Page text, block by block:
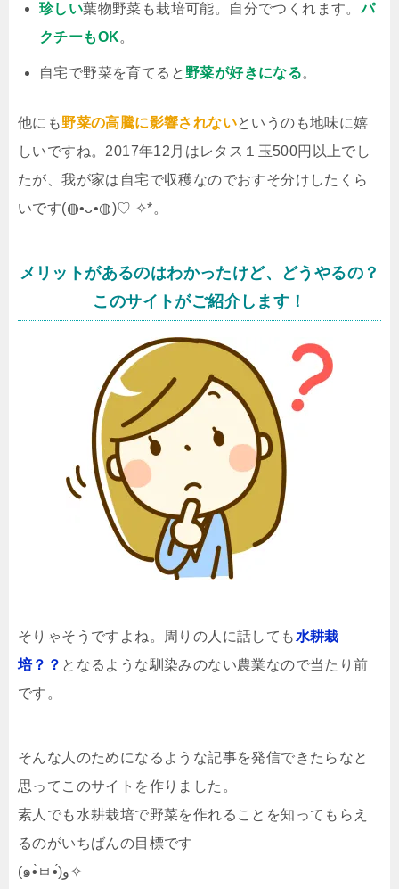
珍しい葉物野菜も栽培可能。自分でつくれます。パ
クチーもOK。
自宅で野菜を育てると 野菜が好きになる。
他にも野菜の高騰に影響されないというのも地味に嬉
しいですね。2017年12月はレタス１玉500円以上でし
たが、我が家は自宅で収穫なのでおすそ分けしたくら
いです(◍•ᴗ•◍)♡ ✧*。
メリットがあるのはわかったけど、どうやるの？
このサイトがご紹介します！
そりゃそうですよね。周りの人に話しても 水耕栽
培？？ となるような馴染みのない農業なので当たり前
です。
そんな人のためになるような記事を発信できたらなと
思ってこのサイトを作りました。
素人でも水耕栽培で野菜を作れることを知ってもらえ
るのがいちばんの目標です
(๑•̀ㅂ•́)و✧